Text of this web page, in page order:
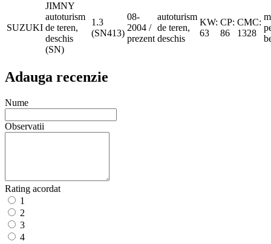
SUZUKI
JIMNY
autoturism
de teren,
deschis
(SN)
1.3
(SN413)
08-
2004 /
prezent
autoturism
de teren,
deschis
KW:
63
CP:
86
CMC:
1328
Adauga recenzie
Nume
Observatii
Rating acordat
1
2
3
4